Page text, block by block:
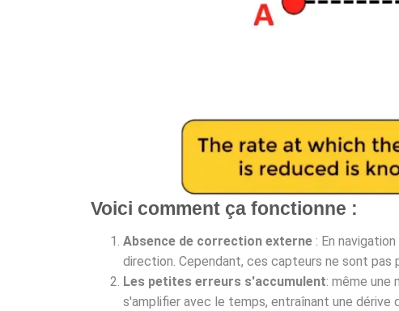
Voici comment ça fonctionne :
Absence de correction externe : En
direction. Cependant, ces capteurs ne sont
Les petites erreurs s'accumulent: même une
s'amplifier avec le temps, entraînant une dérive